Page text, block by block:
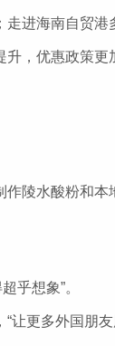
进海南自贸港
，优惠政策更
陵水酸粉和本
乎想象”。
更多外国朋友